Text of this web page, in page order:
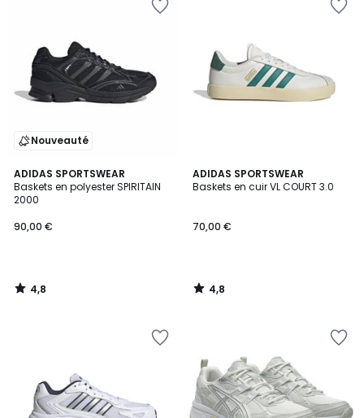
Nouveauté
ADIDAS SPORTSWEAR
Baskets en polyester SPIRITAIN
2000
90,00 €
4,8
/ 5
4,8
/
ADIDAS SPORTSWEAR
Baskets en cuir VL COURT 3.0
70,00 €
4,8
/ 5
4,8
/